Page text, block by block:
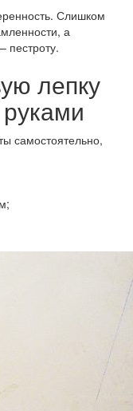
Слишком
а
пестроту.
лепку
самостоятельно,